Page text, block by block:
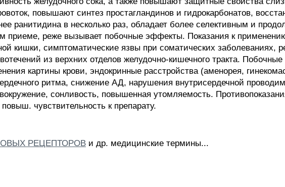
повышают синтез простагландинов и гидрокарбонатов,
ранитидина в несколько раз, обладает более селективным и
приеме, реже вызывает побочные эффекты. Показания к
кишки, симптоматические язвы при соматических заболеваниях,
из верхних отделов желудочно-кишечного тракта.
картины крови, эндокринные расстройства (аменорея,
ритма, снижение АД, нарушения внутрисердечной
сонливость, повышенная утомляемость.
чувствительность к препарату.
РЕЦЕПТОРОВ и др. медицинские термины...